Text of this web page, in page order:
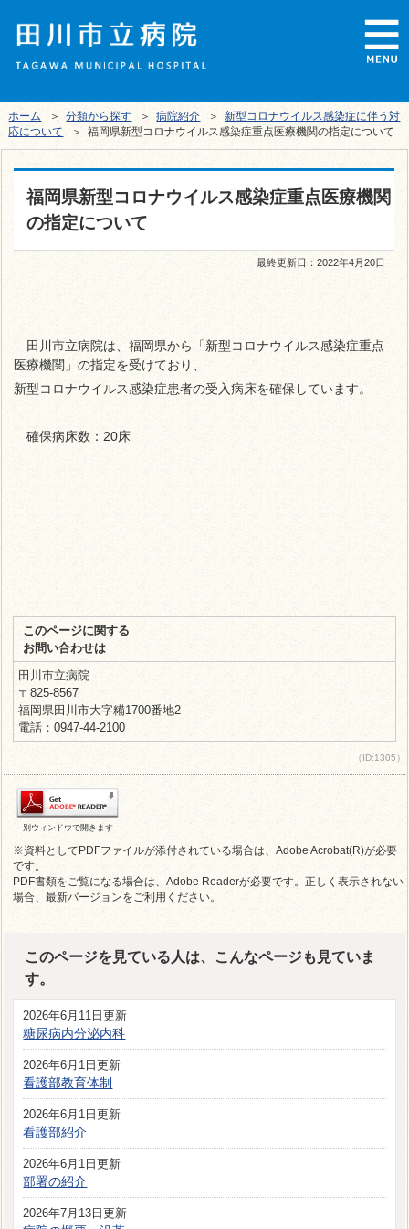
ホーム ＞分類から探す ＞病院紹介 ＞新型コロナウイルス感染症に伴う対
応について
＞ 福岡県新型コロナウイルス感染症重点医療機関の指定について
福岡県新型コロナウイルス感染症重点医療機関
の指定について
最終更新日：2022年4月20日
田川市立病院は、福岡県から「新型コロナウイルス感染症重点
医療機関」の指定を受けており、
新型コロナウイルス感染症患者の受入病床を確保しています。
確保病床数：20床
このページに関する
お問い合わせは
田川市立病院
〒825-8567
福岡県田川市大字糒1700番地2
電話：0947-44-2100
（ID:1305）
別ウィンドウで開きます
※資料としてPDFファイルが添付されている場合は、Adobe Acrobat(R)が必要
です。
PDF書類をご覧になる場合は、Adobe Readerが必要です。正しく表示されない
場合、最新バージョンをご利用ください。
このページを見ている人は、こんなページも見ていま
す。
2026年6月11日更新
糖尿病内分泌内科
2026年6月1日更新
看護部教育体制
2026年6月1日更新
看護部紹介
2026年6月1日更新
部署の紹介
2026年7月13日更新